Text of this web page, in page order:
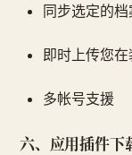
同步选定的
即时上传您
多帐号支援
六、应用插件下